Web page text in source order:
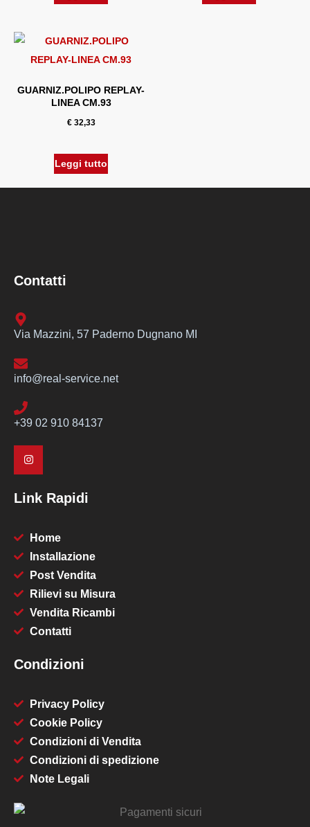
GUARNIZ.POLIPO REPLAY-
LINEA CM.93
€32,33
Leggi tutto
Contatti
Via Mazzini, 57 Paderno Dugnano MI
info@real-service.net
+39 02 910 84137
Link Rapidi
Home
Installazione
Post Vendita
Rilievi su Misura
Vendita Ricambi
Contatti
Condizioni
Privacy Policy
Cookie Policy
Condizioni di Vendita
Condizioni di spedizione
Note Legali